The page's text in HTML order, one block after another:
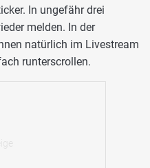
In ungefähr drei
melden. In der
natürlich im Livestream
runterscrollen.